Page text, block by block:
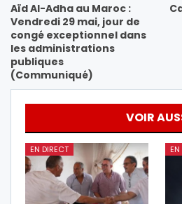
Aïd Al-Adha au Maroc :
Vendredi 29 mai, jour de
congé exceptionnel dans
les administrations
publiques
(Communiqué)
VOIR
EN DIRECT